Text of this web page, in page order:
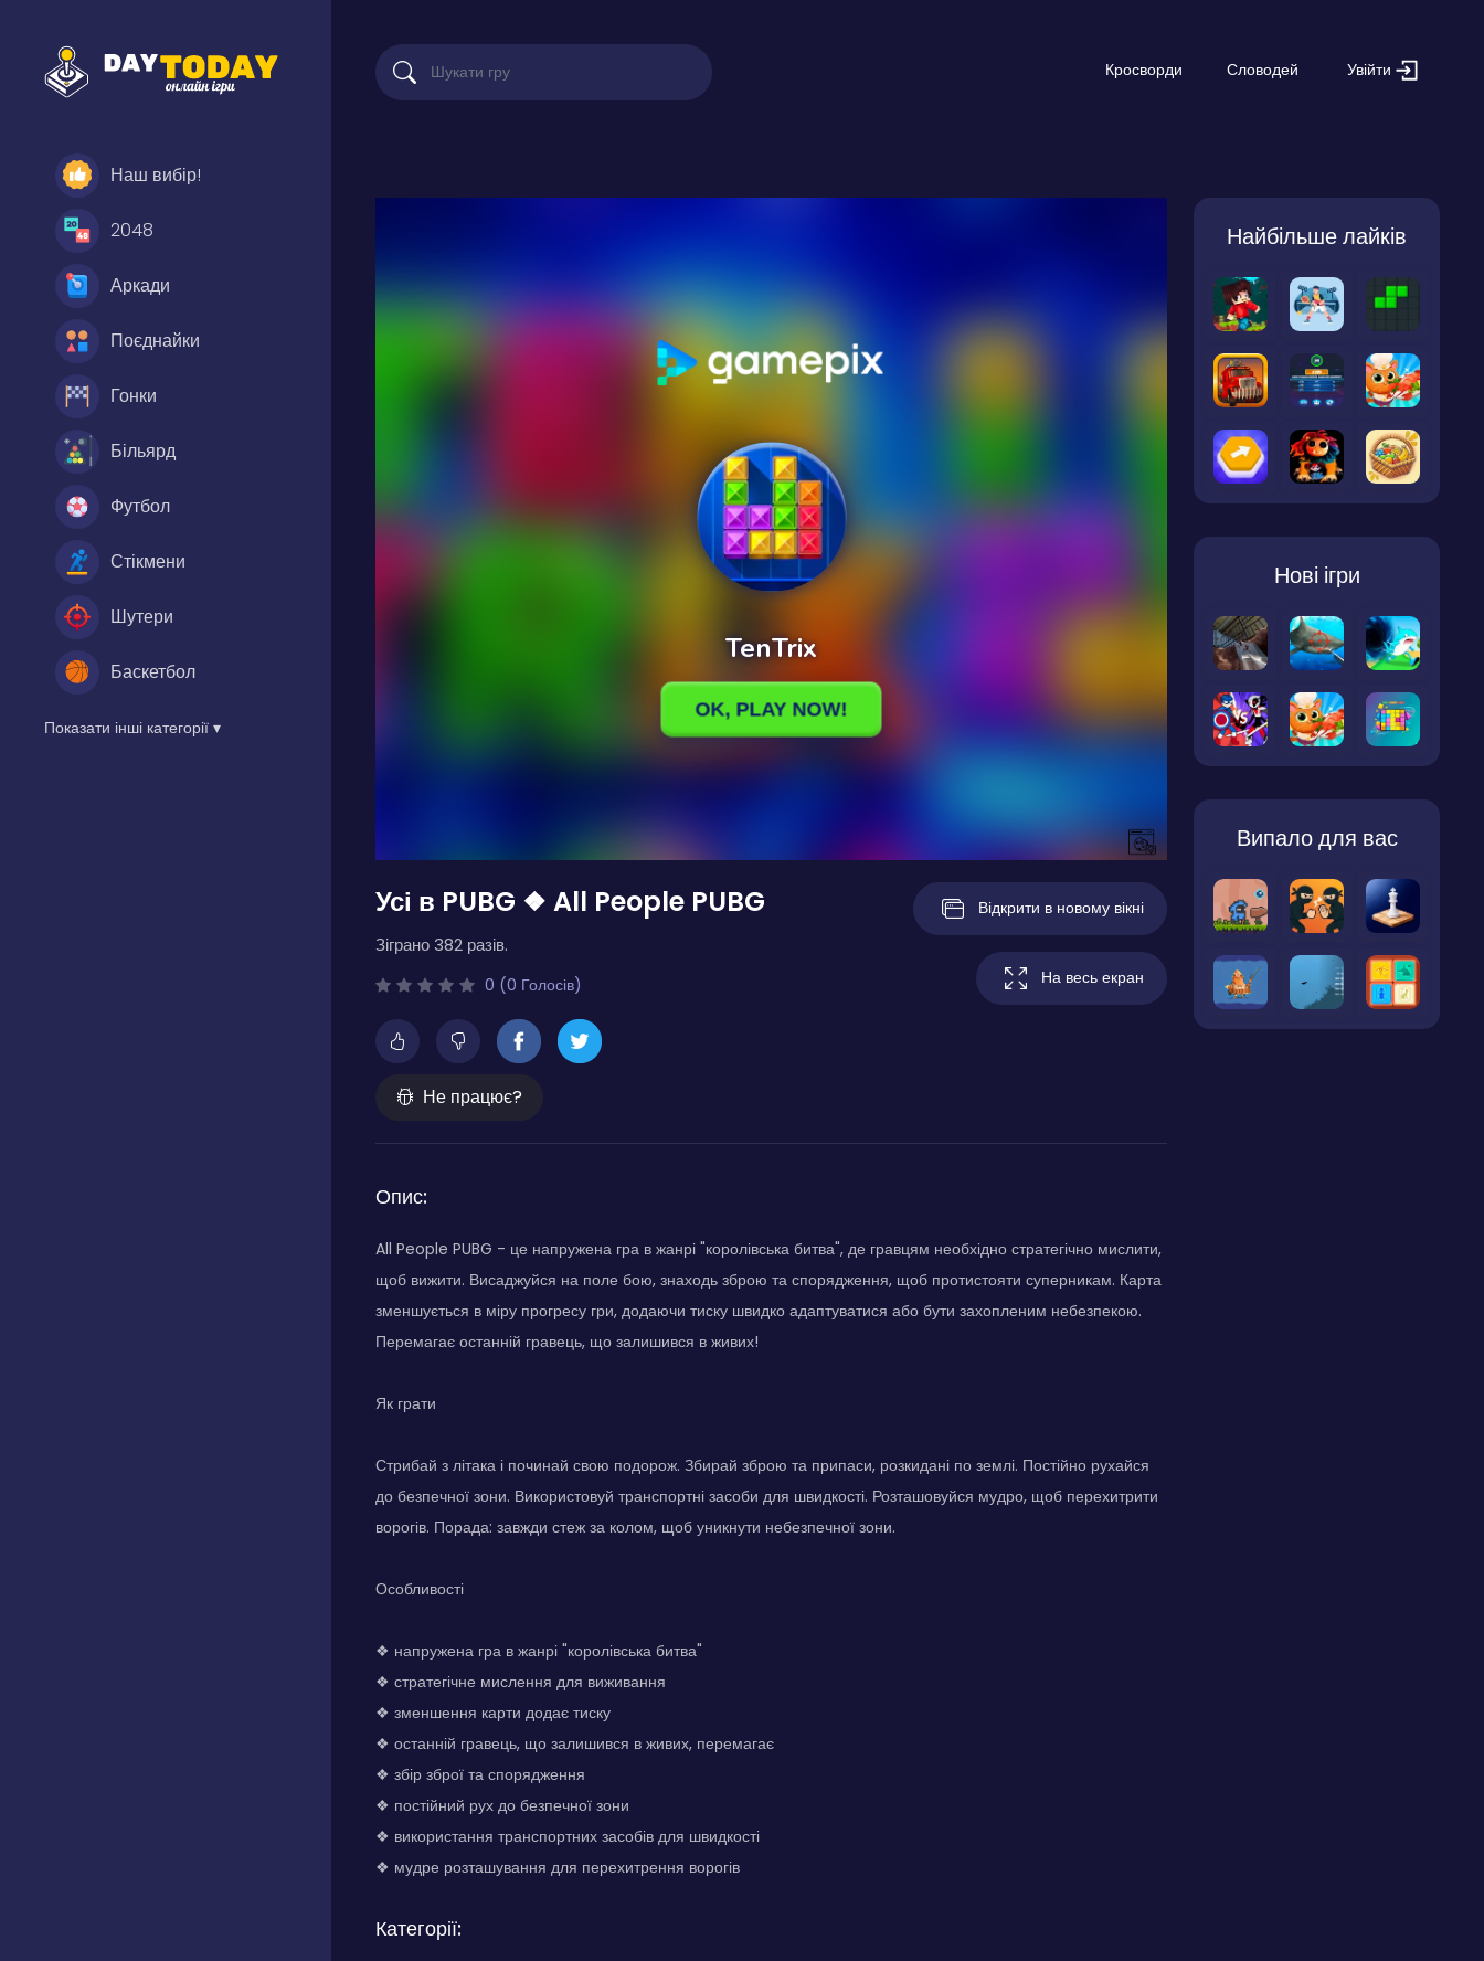
Наш вибір!
2048
Аркади
Поєднайки
Гонки
Більярд
Футбол
Стікмени
Шутери
Баскетбол
Показати інші категорії ▾
Кросворди Словодей Увійти
Усі в PUBG ❖ All People PUBG
Зіграно 382 разів.
0 (0 Голосів)
Не працює?
Відкрити в новому вікні
На весь екран
Опис:
All People PUBG - це напружена гра в жанрі "королівська битва", де гравцям необхідно стратегічно мислити,
щоб вижити. Висаджуйся на поле бою, знаходь зброю та спорядження, щоб протистояти суперникам. Карта
зменшується в міру прогресу гри, додаючи тиску швидко адаптуватися або бути захопленим небезпекою.
Перемагає останній гравець, що залишився в живих!
Як грати
Стрибай з літака і починай свою подорож. Збирай зброю та припаси, розкидані по землі. Постійно рухайся
до безпечної зони. Використовуй транспортні засоби для швидкості. Розташовуйся мудро, щоб перехитрити
ворогів. Порада: завжди стеж за колом, щоб уникнути небезпечної зони.
Особливості
❖ напружена гра в жанрі "королівська битва"
❖ стратегічне мислення для виживання
❖ зменшення карти додає тиску
❖ останній гравець, що залишився в живих, перемагає
❖ збір зброї та спорядження
❖ постійний рух до безпечної зони
❖ використання транспортних засобів для швидкості
❖ мудре розташування для перехитрення ворогів
Категорії:
Найбільше лайків
Нові ігри
Випало для вас